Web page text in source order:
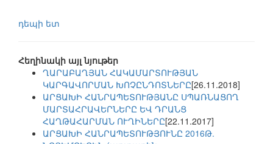
դեպի ետ
Հեղինակի այլ նյութեր
ՂԱՐԱԲԱՂՅԱՆ ՀԱԿԱՄԱՐՏՈՒԹՅԱՆ
ԿԱՐԳԱՎՈՐՄԱՆ ԽՈՉԸՆԴՈՏՆԵՐԸ[26.11.2018]
ԱՐՑԱԽԻ ՀԱՆՐԱՊԵՏՈՒԹՅԱՆԸ ՍՊԱՌՆԱՑՈՂ
ՄԱՐՏԱՀՐԱՎԵՐՆԵՐԸ ԵՎ ԴՐԱՆՑ
ՀԱՂԹԱՀԱՐՄԱՆ ՈՒՂԻՆԵՐԸ[22.11.2017]
ԱՐՑԱԽԻ ՀԱՆՐԱՊԵՏՈՒԹՅՈՒՆԸ 2016Թ.